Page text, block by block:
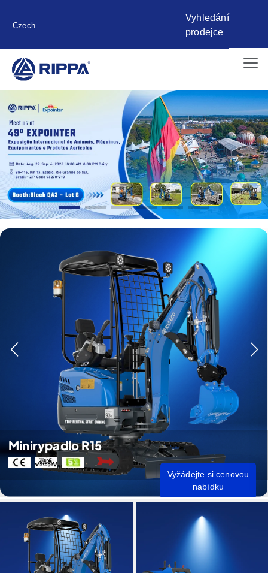
Czech
Vyhledání
prodejce
Minirypadlo R15
Vyžádejte si cenovou
nabídku